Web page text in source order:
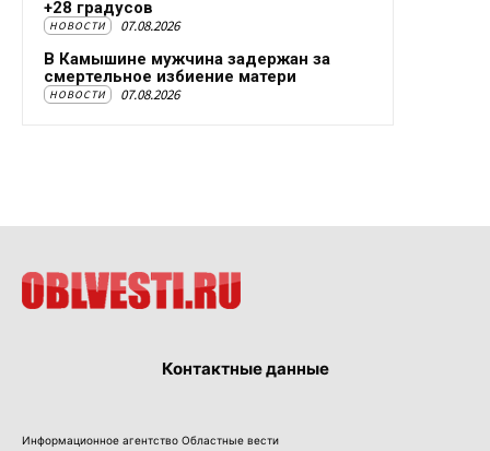
+28 градусов
НОВОСТИ 07.08.2026
В Камышине мужчина задержан за
смертельное избиение матери
НОВОСТИ 07.08.2026
Контактные данные
Информационное агентство Областные вести